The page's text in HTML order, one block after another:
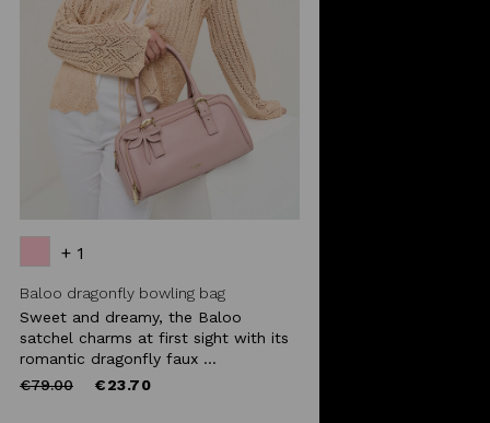
+ 1
Baloo dragonfly bowling bag
Sweet and dreamy, the Baloo
satchel charms at first sight with its
romantic dragonfly faux ...
Price
€79.00to €23.70